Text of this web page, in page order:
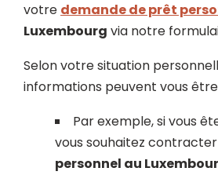
votre demande de prêt
Luxembourg via notre
Selon votre situation
informations peuvent vous
Par exemple, si vous
vous souhaitez
personnel au